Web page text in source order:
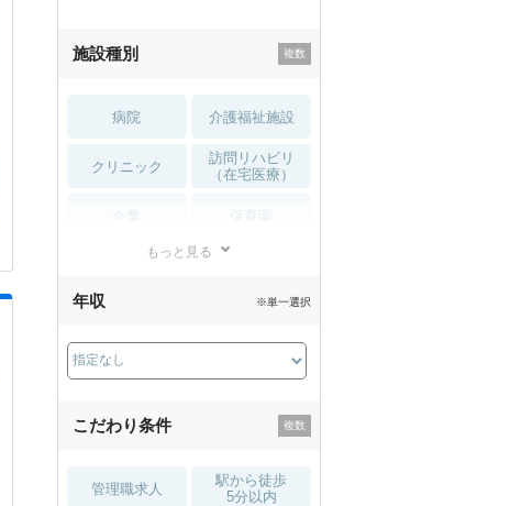
施設種別
病院 介護福祉施設
クリニック
訪問リハビリ
（在宅医療）
薬局・
もっと見る
年収 ※単一選択
こだわり条件
管理職求人
駅から徒歩
5分以内